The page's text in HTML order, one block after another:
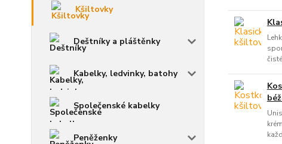
Kšiltovky
Deštníky a pláštěnky
Kabelky, ledvinky, batohy
Společenské kabelky
Peněženky